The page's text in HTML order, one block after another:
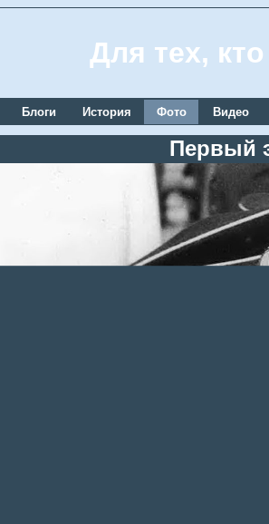
Для тех,
Блоги История Фото Видео
Первый